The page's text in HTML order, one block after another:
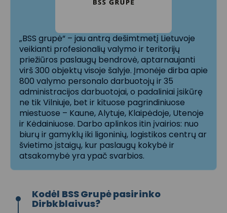
„BSS grupė“ – jau antrą dešimtmetį Lietuvoje
veikianti profesionalių valymo ir teritorijų
priežiūros paslaugų bendrovė, aptarnaujanti
virš 300 objektų visoje šalyje. Įmonėje dirba apie
800 valymo personalo darbuotojų ir 35
administracijos darbuotojai, o padaliniai įsikūrę
ne tik Vilniuje, bet ir kituose pagrindiniuose
miestuose – Kaune, Alytuje, Klaipėdoje, Utenoje
ir Kėdainiuose. Darbo aplinkos itin įvairios: nuo
biurų ir gamyklų iki ligoninių, logistikos centrų ar
švietimo įstaigų, kur paslaugų kokybė ir
atsakomybė yra ypač svarbios.
Kodėl BSS Grupė pasirinko
Dirbkblaivus?